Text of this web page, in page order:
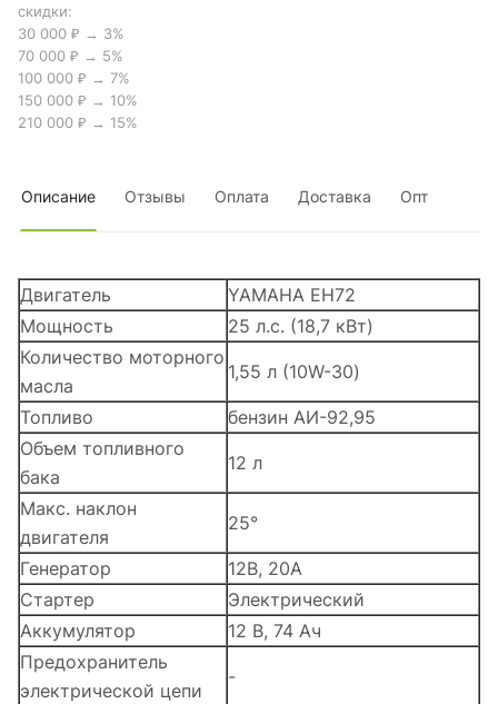
скидки:
30 000 ₽ → 3%
70 000 ₽ → 5%
100 000 ₽ → 7%
150 000 ₽ → 10%
210 000 ₽ → 15%
Описание Отзывы Оплата Доставка Опт
Двигатель
YAMAHA EH72
Мощность
25 л.с. (18,7 кВт)
Количество моторного
масла
1,55 л (10W-30)
Топливо
бензин АИ-92,95
Объем топливного
бака
12 л
Макс. наклон
двигателя
25°
Генератор
12В, 20А
Стартер
Электрический
Аккумулятор
12 В, 74 Ач
Предохранитель
электрической цепи
-